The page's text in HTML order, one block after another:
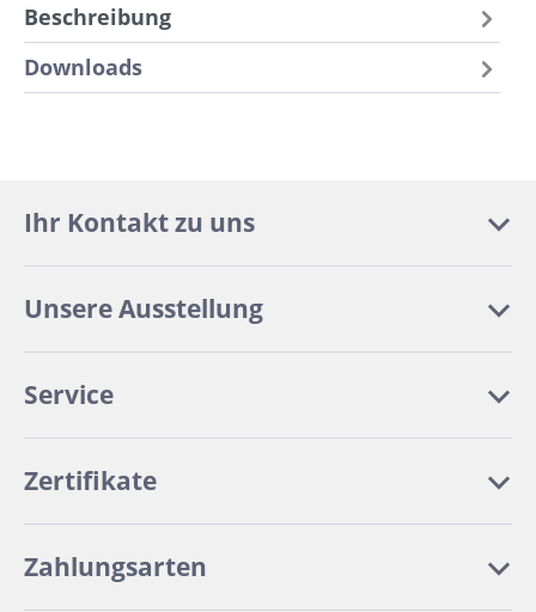
Beschreibung
Downloads
Ihr Kontakt zu uns
Unsere Ausstellung
Service
Zertifikate
Zahlungsarten